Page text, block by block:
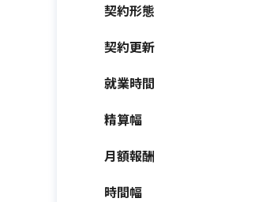
契約形態
契約更新
就業時間
精算幅
月額報酬
時間幅